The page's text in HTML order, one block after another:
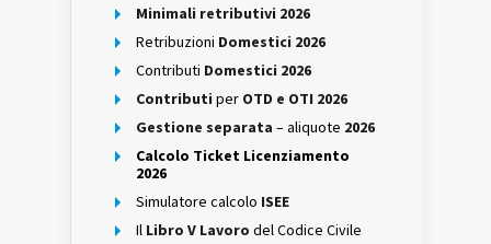
Minimali retributivi 2026
Retribuzioni Domestici 2026
Contributi Domestici 2026
Contributi per OTD e OTI 2026
Gestione separata – aliquote 2026
Calcolo Ticket Licenziamento
2026
Simulatore calcolo ISEE
Il Libro V Lavoro del Codice Civile